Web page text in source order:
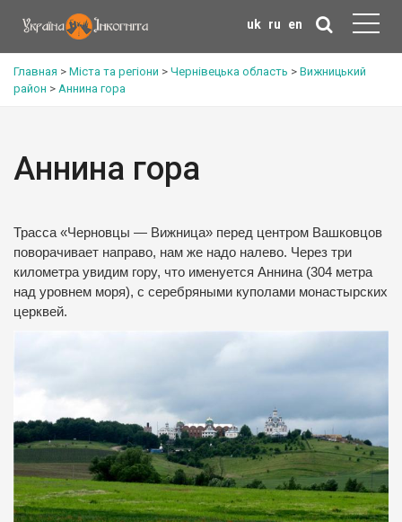
uk ru en
Главная > Міста та регіони > Чернівецька область > Вижницький
район > Аннина гора
Аннина гора
Трасса «Черновцы — Вижница» перед центром Вашковцов
поворачивает направо, нам же надо налево. Через три
километра увидим гору, что именуется Аннина (304 метра
над уровнем моря), с серебряными куполами монастырских
церквей.